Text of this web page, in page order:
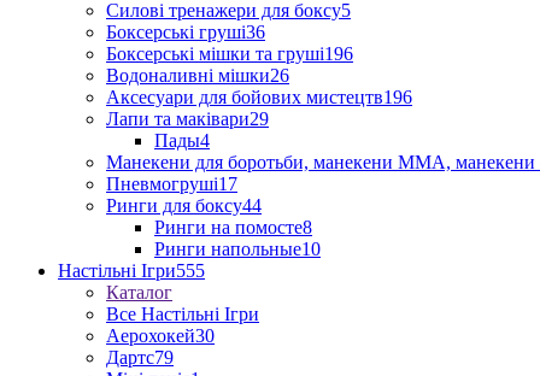
Силові тренажери для боксу5
Боксерські груші36
Боксерські мішки та груші196
Водоналивні мішки26
Аксесуари для бойових мистецтв196
Лапи та маківари29
Пады4
Манекени для боротьби, манекени ММА, манекени
Пневмогруші17
Ринги для боксу44
Ринги на помосте8
Ринги напольные10
Настільні Ігри555
Каталог
Все Настільні Ігри
Аерохокей30
Дартс79